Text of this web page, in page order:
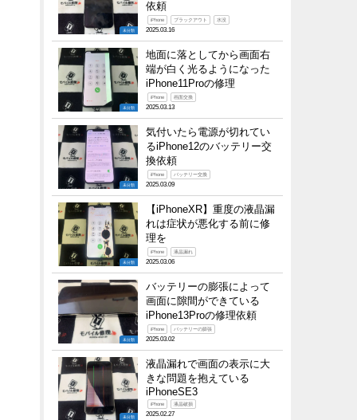
未分類
依頼
iPhone ブラックアウト 水没
2025.03.16
未分類
地面に落としてから画面右
端が白く光るようになった
iPhone11Proの修理
iPhone 画面交換
2025.03.13
未分類
気付いたら電源が切れてい
るiPhone12のバッテリー交
換依頼
iPhone バッテリー交換
2025.03.09
未分類
【iPhoneXR】重度の液晶漏
れは症状が悪化する前に修
理を
iPhone 液晶漏れ
2025.03.06
未分類
バッテリーの膨張によって
画面に隙間ができている
iPhone13Proの修理依頼
iPhone バッテリーの膨張
2025.03.02
未分類
液晶漏れで画面の表示に大
きな問題を抱えている
iPhoneSE3
iPhone 液晶破損
2025.02.27